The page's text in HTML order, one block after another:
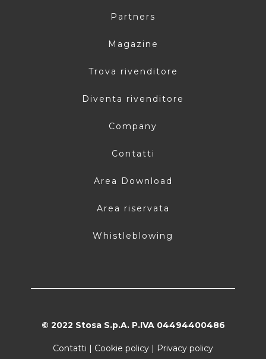
Partners
Magazine
Trova rivenditore
Diventa rivenditore
Company
Contatti
Area Download
Area riservata
Whistleblowing
© 2022 Stosa S.p.A. P.IVA 04494400486
Contatti | Cookie policy | Privacy policy